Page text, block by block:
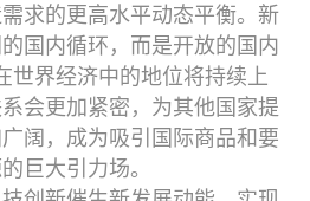
求的更高水平动态平衡。新
国内循环，而是开放的国内
世界经济中的地位将持续上
会更加紧密，为其他国家提
阔，成为吸引国际商品和要
巨大引力场。